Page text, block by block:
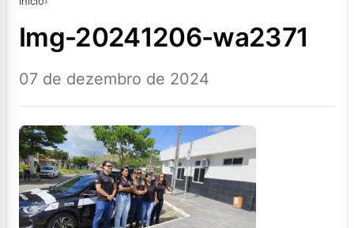
img-20241206-wa2371
07 de dezembro de 2024